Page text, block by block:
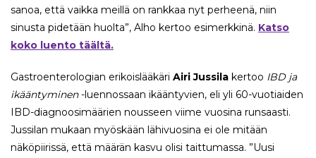
sanoa, että vaikka meillä on rankkaa nyt perheenä, niin
sinusta pidetään huolta”, Alho kertoo esimerkkinä. Katso
koko luento täältä.
Gastroenterologian erikoislääkäri Airi Jussila kertoo IBD ja
ikääntyminen-luennossaan ikääntyvien, eli yli 60-vuotiaiden
IBD-diagnoosimäärien nousseen viime vuosina runsaasti.
Jussilan mukaan myöskään lähivuosina ei ole mitään
näköpiirissä, että määrän kasvu olisi taittumassa. ”Uusi